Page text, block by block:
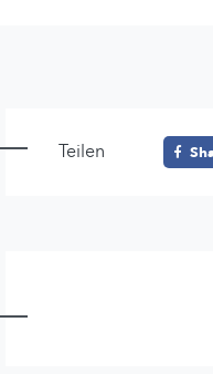
Teilen